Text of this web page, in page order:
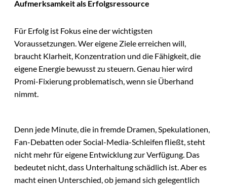
Aufmerksamkeit als Erfolgsressource
Für Erfolg ist Fokus eine der wichtigsten
Voraussetzungen. Wer eigene Ziele erreichen will,
braucht Klarheit, Konzentration und die Fähigkeit, die
eigene Energie bewusst zu steuern. Genau hier wird
Promi-Fixierung problematisch, wenn sie Überhand
nimmt.
Denn jede Minute, die in fremde Dramen, Spekulationen,
Fan-Debatten oder Social-Media-Schleifen fließt, steht
nicht mehr für eigene Entwicklung zur Verfügung. Das
bedeutet nicht, dass Unterhaltung schädlich ist. Aber es
macht einen Unterschied, ob jemand sich gelegentlich